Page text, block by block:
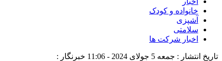
خانواده و کودک
آشپزی
سلامتی
اخبار شرکت ها
تاریخ انتشار : جمعه 5 جولای 2024 - 11:06
خبرنگار :